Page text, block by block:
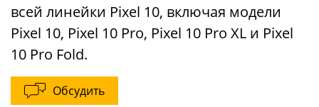
всей линейки Pixel 10, включая модели
Pixel 10, Pixel 10 Pro, Pixel 10 Pro XL и Pixel
10 Pro Fold.
Обсудить